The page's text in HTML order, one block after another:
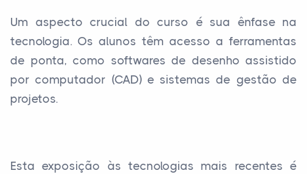
Um aspecto crucial do curso é sua ênfase na
tecnologia. Os alunos têm acesso a ferramentas
de ponta, como softwares de desenho assistido
por computador (CAD) e sistemas de gestão de
projetos.
Esta exposição às tecnologias mais recentes é